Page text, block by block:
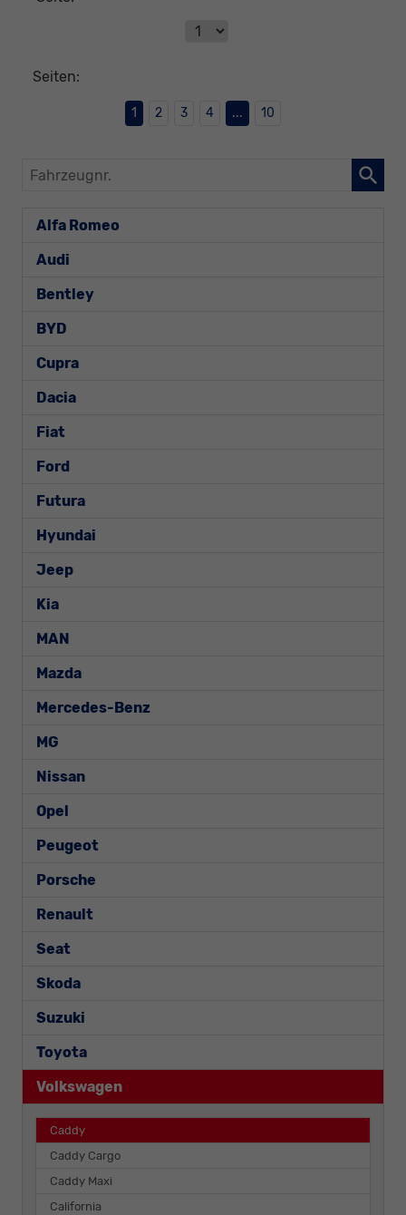
Seiten:
1 2 3 4 ... 10
Fahrzeugnr.
Alfa Romeo
Audi
Bentley
BYD
Cupra
Dacia
Fiat
Ford
Futura
Hyundai
Jeep
Kia
MAN
Mazda
Mercedes-Benz
MG
Nissan
Opel
Peugeot
Porsche
Renault
Seat
Skoda
Suzuki
Toyota
Volkswagen
Caddy
Caddy Cargo
Caddy Maxi
California